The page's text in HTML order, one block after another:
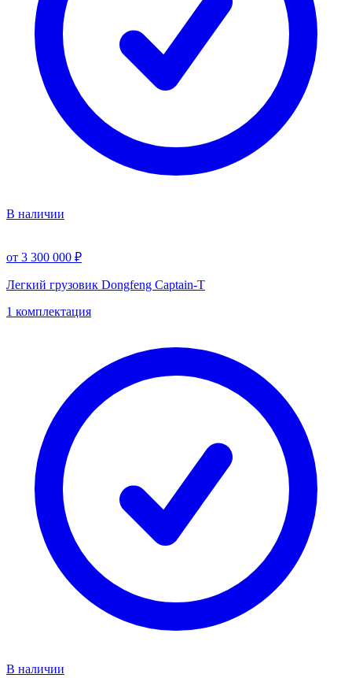
В наличии
от 3 300 000 ₽
Легкий грузовик Dongfeng Captain-T
1 комплектация
В наличии